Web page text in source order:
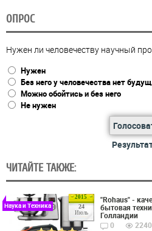
ОПРОС
Нужен ли человечеству научный
Нужен
Без него у человечества нет
Можно обойтись и без него
Не нужен
ЧИТАЙТЕ ТАКЖЕ:
2015
24
Июль
Наука и Техника
"Rohaus" -
бытовая
Голландии
0